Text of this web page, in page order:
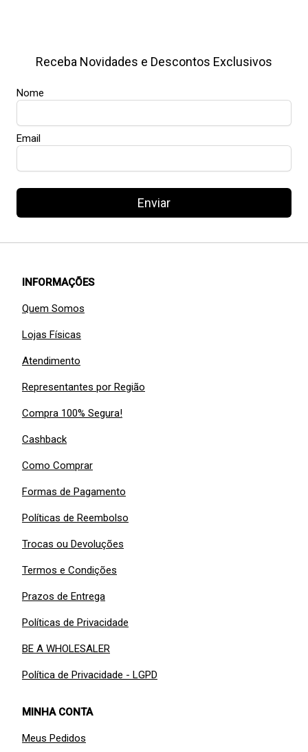
Receba Novidades e Descontos Exclusivos
Nome
Email
Enviar
INFORMAÇÕES
Quem Somos
Lojas Físicas
Atendimento
Representantes por Região
Compra 100% Segura!
Cashback
Como Comprar
Formas de Pagamento
Políticas de Reembolso
Trocas ou Devoluções
Termos e Condições
Prazos de Entrega
Políticas de Privacidade
BE A WHOLESALER
Política de Privacidade - LGPD
MINHA CONTA
Meus Pedidos